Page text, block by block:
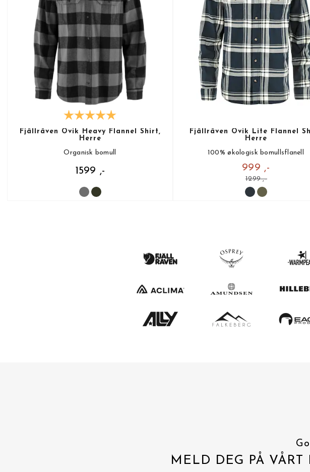
Fjällräven Övik Heavy Flannel Shirt,
Herre
Organisk bomull
1599 ,-
Fjällräven Övik Lite Flannel
Herre
100% økologisk bomullsflanell
999 ,-
1299 ,-
MELD DEG PÅ VÅRT